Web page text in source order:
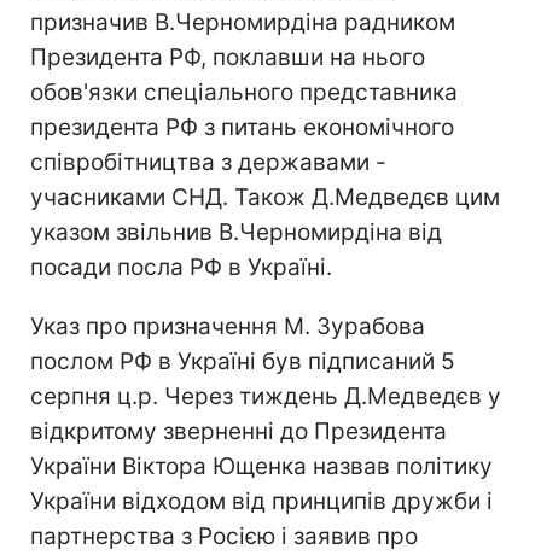
призначив В.Черномирдіна радником
Президента РФ, поклавши на нього
обов'язки спеціального представника
президента РФ з питань економічного
співробітництва з державами -
учасниками СНД. Також Д.Медведєв цим
указом звільнив В.Черномирдіна від
посади посла РФ в Україні.
Указ про призначення М. Зурабова
послом РФ в Україні був підписаний 5
серпня ц.р. Через тиждень Д.Медведєв у
відкритому зверненні до Президента
України Віктора Ющенка назвав політику
України відходом від принципів дружби і
партнерства з Росією і заявив про